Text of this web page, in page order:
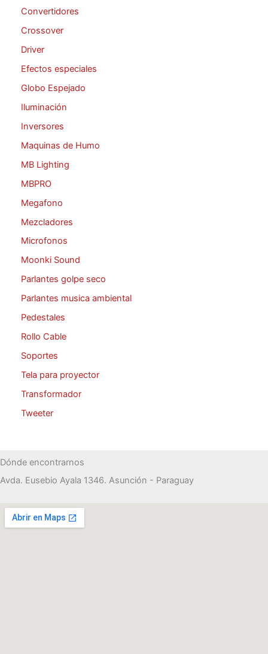
Convertidores
Crossover
Driver
Efectos especiales
Globo Espejado
Iluminación
Inversores
Maquinas de Humo
MB Lighting
MBPRO
Megafono
Mezcladores
Microfonos
Moonki Sound
Parlantes golpe seco
Parlantes musica ambiental
Pedestales
Rollo Cable
Soportes
Tela para proyector
Transformador
Tweeter
Dónde encontrarnos
Avda. Eusebio Ayala 1346. Asunción - Paraguay